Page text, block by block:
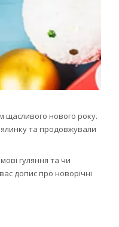
щасливого нового року.
та продовжували
гуляння та чи
допис про новорічні